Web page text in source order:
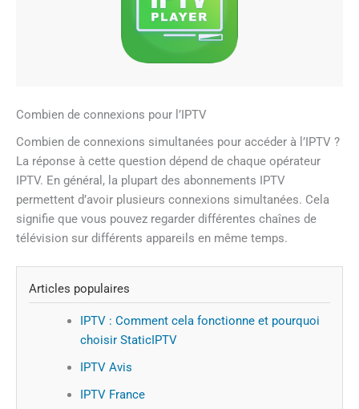
Combien de connexions pour l’IPTV
Combien de connexions simultanées pour accéder à l’IPTV ?
La réponse à cette question dépend de chaque opérateur
IPTV. En général, la plupart des abonnements IPTV
permettent d’avoir plusieurs connexions simultanées. Cela
signifie que vous pouvez regarder différentes chaînes de
télévision sur différents appareils en même temps.
Articles populaires
IPTV : Comment cela fonctionne et pourquoi
choisir StaticIPTV
IPTV Avis
IPTV France